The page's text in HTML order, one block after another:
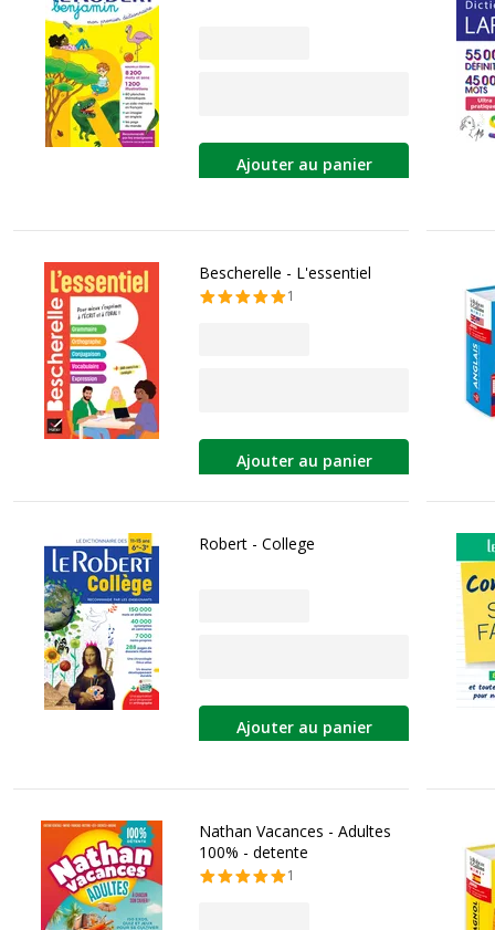
Ajouter au panier
Bescherelle - L'essentiel
1
Ajouter au panier
Robert - College
Ajouter au panier
Nathan Vacances - Adultes
100% - detente
1